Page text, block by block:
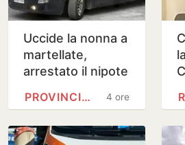
Uccide la nonna a
martellate,
arrestato il nipote
4 ore
PROVINCIA DI CHIETI